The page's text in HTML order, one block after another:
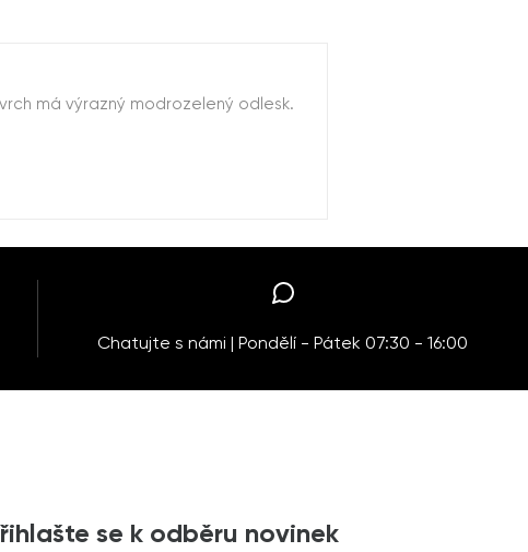
má výrazný modrozelený odlesk.
Chatujte s námi | Pondělí - Pátek 07:30 - 16:00
se k odběru novinek